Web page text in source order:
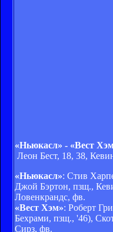
«Ньюкасл» - «Вест
Леон Бест, 18, 38,
«Ньюкасл»: Стив
Джой Бэртон, пзщ.,
Ловенкрандс, фв.
«Вест Хэм»: Роберт
Бехрами, пзщ., '46),
Сирз, фв.